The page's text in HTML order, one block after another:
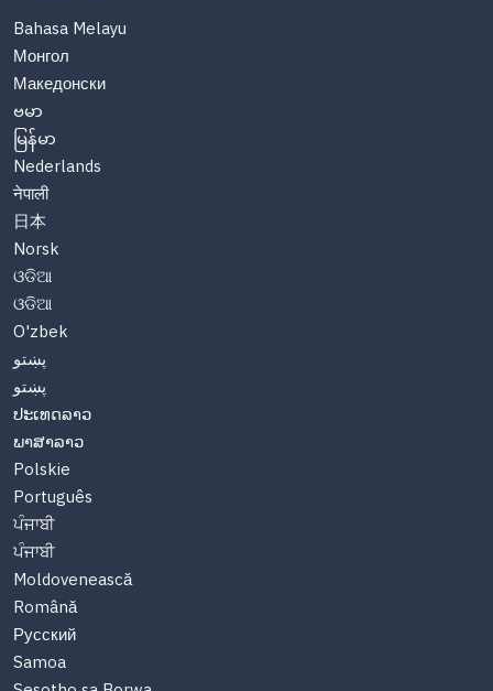
Bahasa Melayu
Монгол
Македонски
ဗမာ
မြန်မာ
Nederlands
नेपाली
日本
Norsk
ଓଡିଆ
ଓଡିଆ
O'zbek
پښتو
پښتو
ປະເທດລາວ
ພາສາລາວ
Polskie
Português
ਪੰਜਾਬੀ
ਪੰਜਾਬੀ
Moldovenească
Română
Русский
Samoa